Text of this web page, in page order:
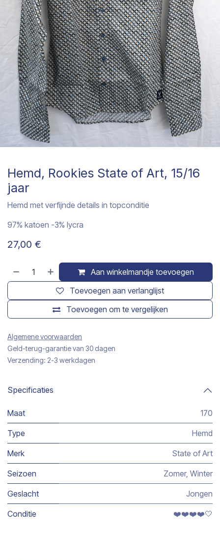
Hemd, Rookies State of Art, 15/16
jaar
Hemd met verfijnde details in topconditie
97% katoen -3% lycra
27,00 €
Aan winkelmandje toevoegen
Toevoegen om te vergelijken
Toevoegen aan verlanglijst
Algemene voorwaarden
Geld-terug-garantie van 30 dagen
Verzending: 2-3 werkdagen
Specificaties
Maat 170
Type Hemd
Merk State of Art
Seizoen Zomer, Winter
Geslacht Jongen
Conditie ❤️❤️❤️❤️🤍